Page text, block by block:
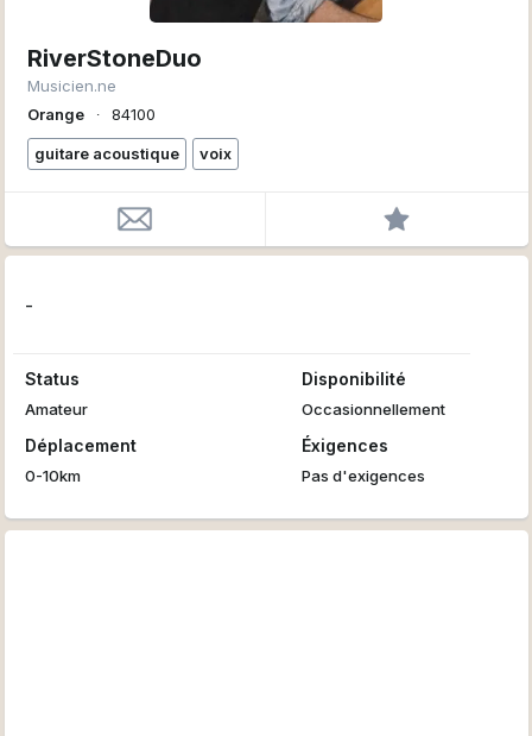
RiverStoneDuo
Musicien.ne
Orange
∙ 84100
guitare acoustique voix
-
Status
Amateur
Disponibilité
Occasionnellement
Déplacement
0-10km
Éxigences
Pas d'exigences